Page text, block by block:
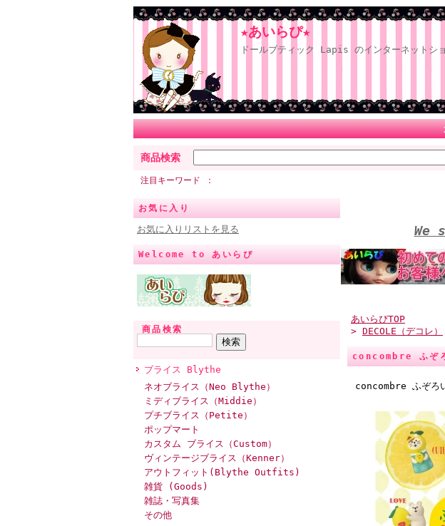
★あいらぴ★
ドールブティック Lapis のインターネットシ
商品検索
注目キーワード
お気に入り
お気に入りリストを見る
Welcome to あいらぴ
商品検索
ブライス Blythe
ネオブライス（Neo Blythe）
ミディブライス（Middie）
プチブライス（Petite）
ポップマート
カスタム ブライス（Custom）
ヴィンテージブライス（Kenner）
アウトフィット(Blythe Outfits)
雑貨 (Goods)
雑誌・写真集
その他
We
(*'-'*)
あいらぴTOP
> DECOLE（デコレ）
concombre ふぞ
concombre ふぞろ